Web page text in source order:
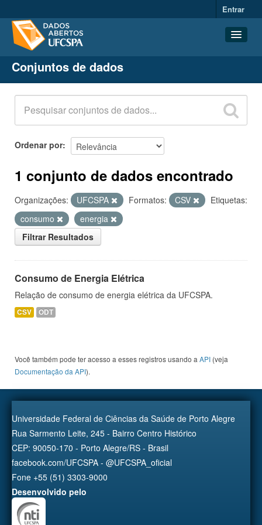
Entrar
Conjuntos de dados
Organizações
Grupos
Sobre
Conjuntos de dados
Ordenar por
1 conjunto de dados encontrado
Organizações: UFCSPA Formatos: CSV
Etiquetas:
consumo
energia
Filtrar Resultados
Consumo de Energia Elétrica
Relação de consumo de energia elétrica da UFCSPA.
CSV ODT
Você também pode ter acesso a esses registros usando a API (veja
Documentação da API).
Universidade Federal de Ciências da Saúde de Porto Alegre
Rua Sarmento Leite, 245 - Bairro Centro Histórico
CEP: 90050-170 - Porto Alegre/RS - Brasil
facebook.com/UFCSPA - @UFCSPA_oficial
Fone +55 (51) 3303-9000
Desenvolvido pelo